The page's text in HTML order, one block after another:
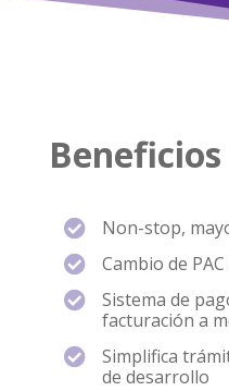
Beneficios
 Non-stop,
 Cambio de

Sistema de
facturación a

Simplifica
de desarrollo